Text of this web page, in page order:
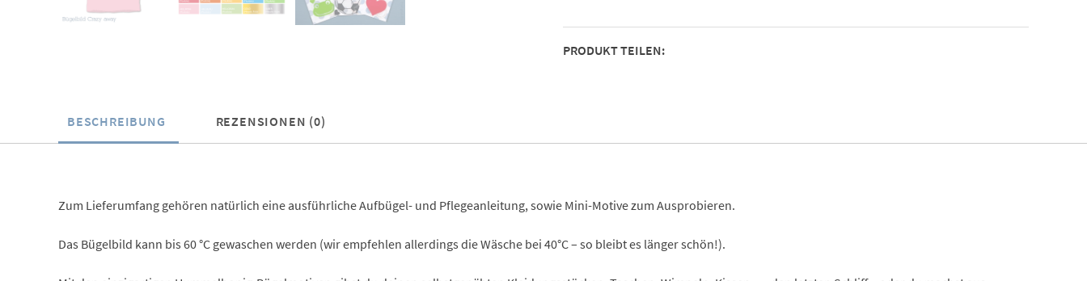
PRODUKT TEILEN:
BESCHREIBUNG REZENSIONEN (0)
Zum Lieferumfang gehören natürlich eine ausführliche Aufbügel- und Pflegeanleitung, sowie Mini-Motive zum Ausprobieren.
Das Bügelbild kann bis 60 °C gewaschen werden (wir empfehlen allerdings die Wäsche bei 40°C – so bleibt es länger schön!).